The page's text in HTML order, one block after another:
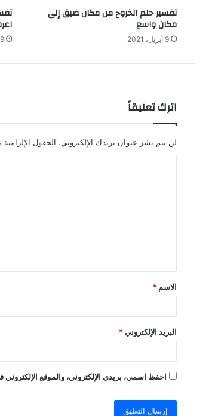
تفسير حلم الخروج من مكان ضيق إلى
مكان واسع
9 أبريل، 2021 9 أبريل، 2021
اترك تعليقاً
لن يتم نشر عنوان بريدك الإلكتروني. الحقول
ق
*
الاسم*
البريد الإلكتروني*
احفظ اسمي، بريدي الإلكتروني، والموقع